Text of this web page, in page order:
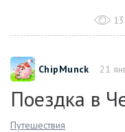
ChipMunck 21
Поездка в
Путешествия